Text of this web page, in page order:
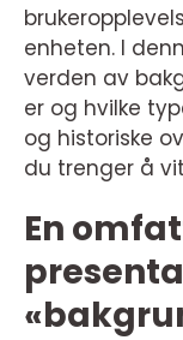
enheten. I
verden av
er og hvilke
og historiske
du trenger å
En